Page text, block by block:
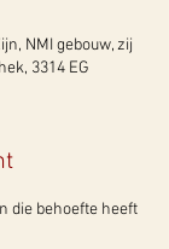
NMI gebouw, zij
3314 EG
die behoefte heeft